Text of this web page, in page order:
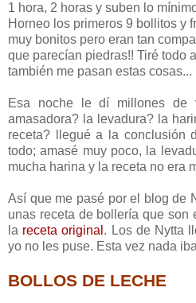
1 hora, 2 horas y suben lo
Horneo los primeros 9 bollitos y
muy bonitos pero eran tan
que parecían piedras!! Tiré todo
también me pasan estas cosas...
Esa noche le dí millones de
amasadora? la levadura? la
receta? llegué a la conclusión
todo; amasé muy poco, la
mucha harina y la receta no era
Así que me pasé por el blog de
unas receta de bollería que son
la receta original . Los de Nytta
yo no les puse. Esta vez nada
BOLLOS DE LECHE